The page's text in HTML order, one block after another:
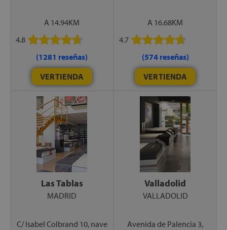
A 14.94KM
4.8
(1281 reseñas)
VER TIENDA
A 16.68KM
4.7
(574 reseñas)
VER TIENDA
Las Tablas
MADRID
C/ Isabel Colbrand 10, nave
Valladolid
VALLADOLID
Avenida de Palencia 3,